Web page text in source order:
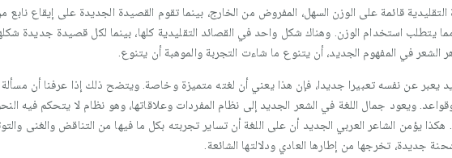
قائمة على الوزن السهل، المفروض من الخارج، بينما تقوم القصيدة الجديدة على إيقاع نابع
يتطلب استخدام الوزن. وهناك شكل واحد في القصائد التقليدية كلها، بينما لكل قصيدة جديدة
في المفهوم الجديد، أن يتنوع ما شاءت التجربة والموهبة أن يتنوع.
يعبر عن نفسه تعبيرا جديدا، فإن هذا يعني أن لغته متميزة وخاصة. ويتضح ذلك إذا عرفنا أن مسألة
ويعود جمال اللغة في الشعر الجديد إلى نظام المفردات وعلاقاتها، وهو نظام لا يتحكم فيه
هكذا يؤمن الشاعر العربي الجديد أن على اللغة أن تساير تجربته بكل ما فيها من التناقض والغنى
جديدة، تخرجها من إطارها العادي ودلالتها الشائعة.